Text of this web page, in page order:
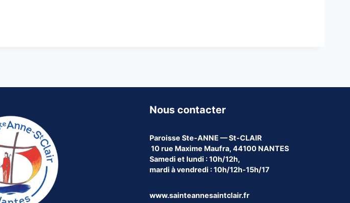
Nous contacter
Paroisse Ste-ANNE — St-CLAIR
10 rue Maxime Maufra, 44100 NANTES
Samedi et lundi : 10h/12h,
mardi à vendredi : 10h/12h-15h/17
www.sainteannesaintclair.fr